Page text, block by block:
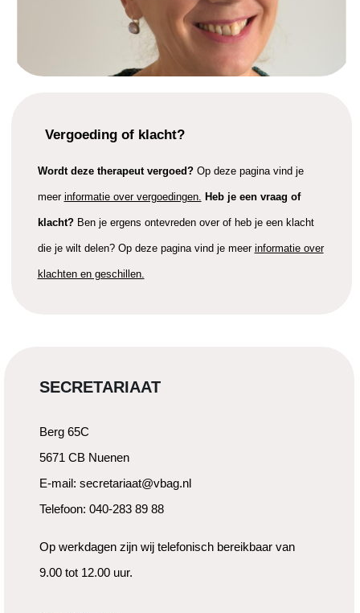
Vergoeding of klacht?
Wordt deze therapeut vergoed?Op deze pagina vind je
meer informatie over vergoedingen. Heb je een vraag of
klacht? Ben je ergens ontevreden over of heb je een klacht
die je wilt delen? Op deze pagina vind je meer informatie over
klachten en geschillen.
SECRETARIAAT
Berg 65C
5671 CB Nuenen
E-mail: secretariaat@vbag.nl
Telefoon: 040-283 89 88
Op werkdagen zijn wij telefonisch bereikbaar van
9.00 tot 12.00 uur.